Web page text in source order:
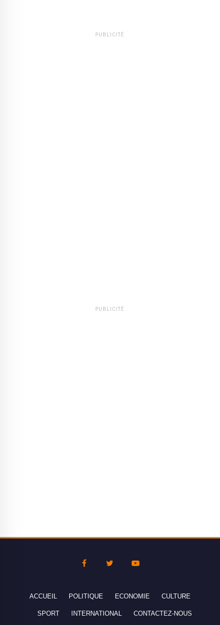
PUBLICITÉ
PUBLICITÉ
ACCUEIL POLITIQUE ECONOMIE CULTURE
SPORT INTERNATIONAL CONTACTEZ-NOUS